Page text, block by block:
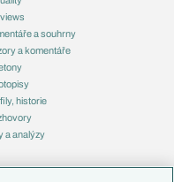
a souhrny
a komentáře
historie
a analýzy